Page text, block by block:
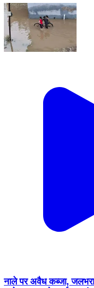
नाले पर अवैध कब्जा,